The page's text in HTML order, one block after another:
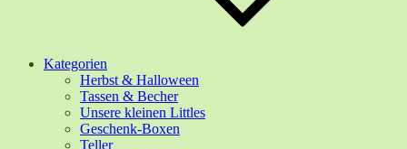
Kategorien
Herbst & Halloween
Tassen & Becher
Unsere kleinen Littles
Geschenk-Boxen
Teller